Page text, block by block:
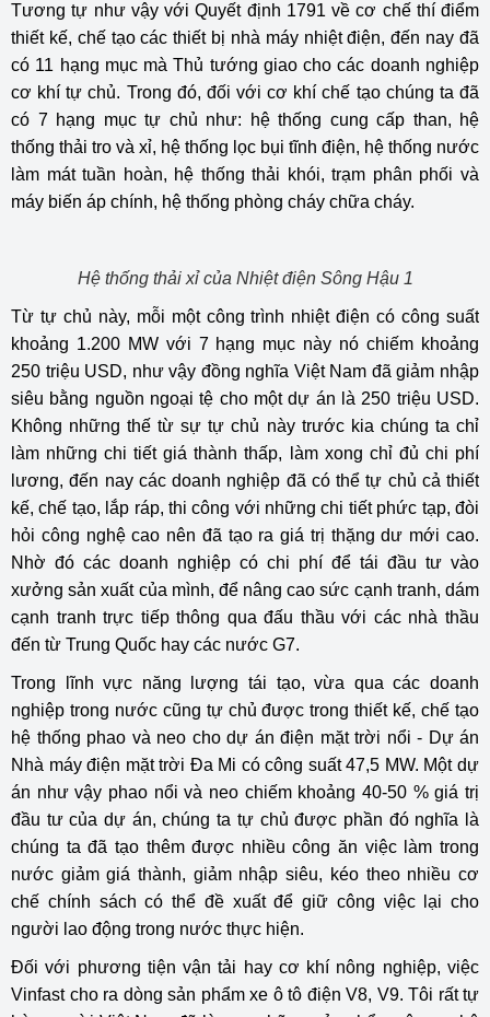
Tương tự như vậy với Quyết định 1791 về cơ chế thí điểm
thiết kế, chế tạo các thiết bị nhà máy nhiệt điện, đến nay đã
có 11 hạng mục mà Thủ tướng giao cho các doanh nghiệp
cơ khí tự chủ. Trong đó, đối với cơ khí chế tạo chúng ta đã
có 7 hạng mục tự chủ như: hệ thống cung cấp than, hệ
thống thải tro và xỉ, hệ thống lọc bụi tĩnh điện, hệ thống nước
làm mát tuần hoàn, hệ thống thải khói, trạm phân phối và
máy biến áp chính, hệ thống phòng cháy chữa cháy.
Hệ thống thải xỉ của Nhiệt điện Sông Hậu 1
Từ tự chủ này, mỗi một công trình nhiệt điện có công suất
khoảng 1.200 MW với 7 hạng mục này nó chiếm khoảng
250 triệu USD, như vậy đồng nghĩa Việt Nam đã giảm nhập
siêu bằng nguồn ngoại tệ cho một dự án là 250 triệu USD.
Không những thế từ sự tự chủ này trước kia chúng ta chỉ
làm những chi tiết giá thành thấp, làm xong chỉ đủ chi phí
lương, đến nay các doanh nghiệp đã có thể tự chủ cả thiết
kế, chế tạo, lắp ráp, thi công với những chi tiết phức tạp, đòi
hỏi công nghệ cao nên đã tạo ra giá trị thặng dư mới cao.
Nhờ đó các doanh nghiệp có chi phí để tái đầu tư vào
xưởng sản xuất của mình, để nâng cao sức cạnh tranh, dám
cạnh tranh trực tiếp thông qua đấu thầu với các nhà thầu
đến từ Trung Quốc hay các nước G7.
Trong lĩnh vực năng lượng tái tạo, vừa qua các doanh
nghiệp trong nước cũng tự chủ được trong thiết kế, chế tạo
hệ thống phao và neo cho dự án điện mặt trời nổi - Dự án
Nhà máy điện mặt trời Đa Mi có công suất 47,5 MW. Một dự
án như vậy phao nổi và neo chiếm khoảng 40-50 % giá trị
đầu tư của dự án, chúng ta tự chủ được phần đó nghĩa là
chúng ta đã tạo thêm được nhiều công ăn việc làm trong
nước giảm giá thành, giảm nhập siêu, kéo theo nhiều cơ
chế chính sách có thể đề xuất để giữ công việc lại cho
người lao động trong nước thực hiện.
Đối với phương tiện vận tải hay cơ khí nông nghiệp, việc
Vinfast cho ra dòng sản phẩm xe ô tô điện V8, V9. Tôi rất tự